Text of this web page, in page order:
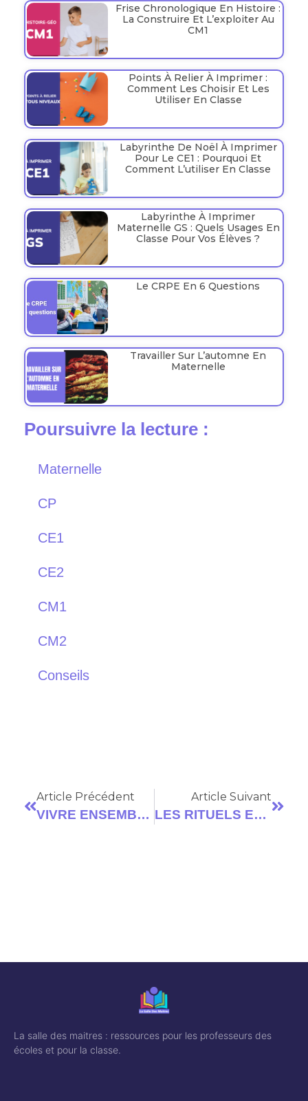
Frise Chronologique En Histoire :
La Construire Et L’exploiter Au
CM1
Points À Relier À Imprimer :
Comment Les Choisir Et Les
Utiliser En Classe
Labyrinthe De Noël À Imprimer
Pour Le CE1 : Pourquoi Et
Comment L’utiliser En Classe
Labyrinthe À Imprimer
Maternelle GS : Quels Usages En
Classe Pour Vos Élèves ?
Le CRPE En 6 Questions
Travailler Sur L’automne En
Maternelle
Poursuivre la lecture :
Maternelle
CP
CE1
CE2
CM1
CM2
Conseils
Article Précédent
VIVRE ENSEMBLE : APPRENDRE A DIRE ARRETE PS MS GS CP CE1
Article Suivant
LES RITUELS EN MATERNELLE (PS MS GS) PRESENTIEL ET DISTANCIEL
La salle des maitres : ressources pour les professeurs des
écoles et pour la classe.